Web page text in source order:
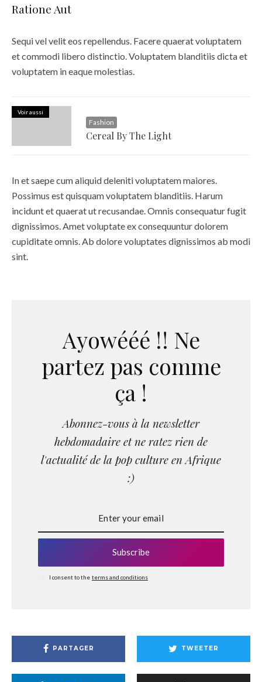
Ratione Aut
Sequi vel velit eos repellendus. Facere quaerat voluptatem
et commodi libero distinctio. Voluptatem blanditiis dicta et
voluptatem in eaque molestias.
Voir aussi
Fashion
Cereal By The Light
In et saepe cum aliquid deleniti voluptatem maiores.
Possimus est quisquam voluptatem blanditiis. Harum
incidunt et quaerat ut recusandae. Omnis consequatur fugit
dignissimos. Amet voluptate ex consequuntur dolorem
cupiditate omnis. Ab dolore voluptates dignissimos ab modi
sint.
Ayowééé !! Ne
partez pas comme
ça !
Abonnez-vous à la newsletter
hebdomadaire et ne ratez rien de
l'actualité de la pop culture en Afrique
:)
Subscribe
I consent to the terms and conditions
PARTAGER TWEETER